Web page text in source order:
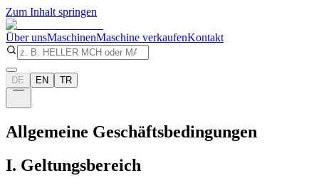
Zum Inhalt springen
Über unsMaschinenMaschine verkaufenKontakt
DE EN TR
Allgemeine Geschäftsbedingungen
I. Geltungsbereich